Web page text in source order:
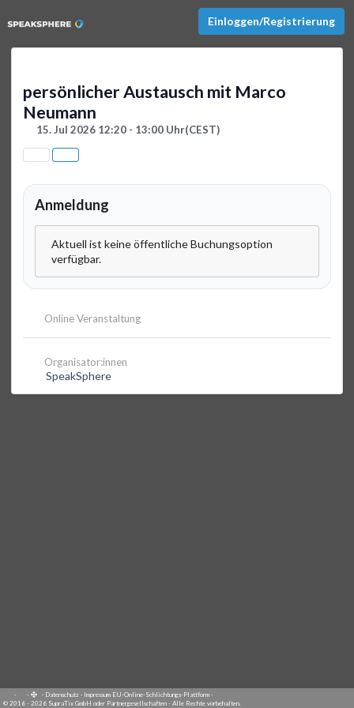
Einloggen/Registrierung
persönlicher Austausch mit Marco
Neumann
15. Jul 2026 12:20 - 13:00 Uhr(CEST)
Anmeldung
Aktuell ist keine öffentliche Buchungsoption
verfügbar.
Online Veranstaltung
Organisator:innen
SpeakSphere
· · · Datenschutz · Impressum EU-Online-Schlichtungs-Plattform ·
© 2016 - 2026 SupraTix GmbH oder Partnergesellschaften - Alle Rechte vorbehalten.